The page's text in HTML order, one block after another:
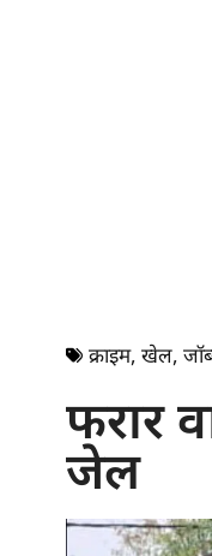
क्राइम, खेल,
फरार
जेल